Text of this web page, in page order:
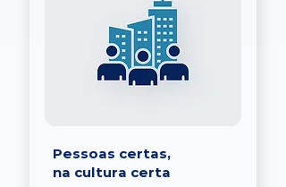
Pessoas certas,
na cultura certa